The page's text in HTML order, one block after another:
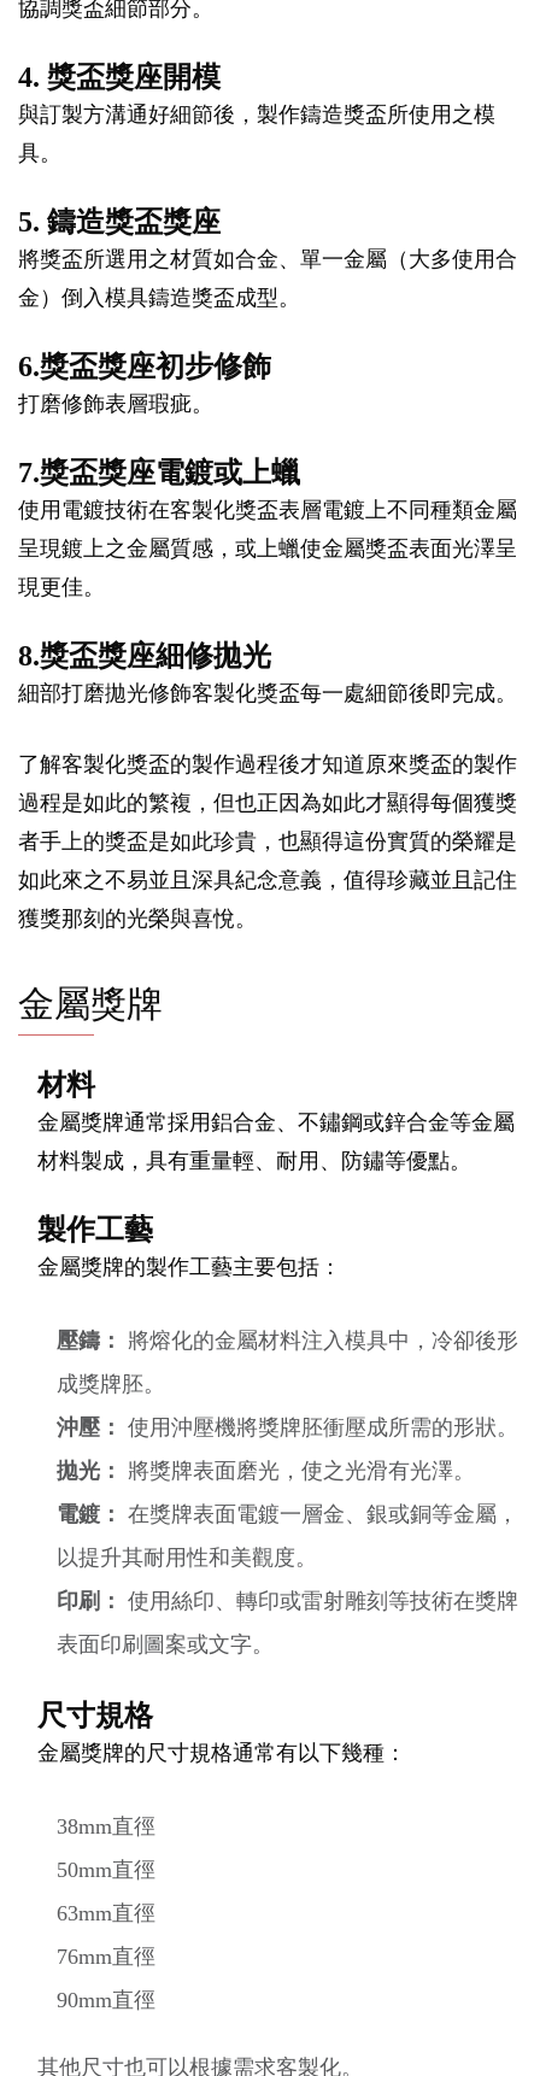
協調獎盃細節部分。
4. 獎盃獎座開模
與訂製方溝通好細節後，製作鑄造獎盃所使用之模
具。
5. 鑄造獎盃獎座
將獎盃所選用之材質如合金、單一金屬（大多使用合
金）倒入模具鑄造獎盃成型。
6.獎盃獎座初步修飾
打磨修飾表層瑕疵。
7.獎盃獎座電鍍或上蠟
使用電鍍技術在客製化獎盃表層電鍍上不同種類金屬
呈現鍍上之金屬質感，或上蠟使金屬獎盃表面光澤呈
現更佳。
8.獎盃獎座細修拋光
細部打磨拋光修飾客製化獎盃每一處細節後即完成。
了解客製化獎盃的製作過程後才知道原來獎盃的製作
過程是如此的繁複，但也正因為如此才顯得每個獲獎
者手上的獎盃是如此珍貴，也顯得這份實質的榮耀是
如此來之不易並且深具紀念意義，值得珍藏並且記住
獲獎那刻的光榮與喜悅。
金屬獎牌
材料
金屬獎牌通常採用鋁合金、不鏽鋼或鋅合金等金屬
材料製成，具有重量輕、耐用、防鏽等優點。
製作工藝
金屬獎牌的製作工藝主要包括：
壓鑄：
將熔化的金屬材料注入模具中，冷卻後形
成獎牌胚。
沖壓： 使用沖壓機將獎牌胚衝壓成所需的形狀。
拋光：
將獎牌表面磨光，使之光滑有光澤。
電鍍： 在獎牌表面電鍍一層金、銀或銅等金屬，
以提升其耐用性和美觀度。
印刷： 使用絲印、轉印或雷射雕刻等技術在獎牌
表面印刷圖案或文字。
尺寸規格
金屬獎牌的尺寸規格通常有以下幾種：
38mm直徑
50mm直徑
63mm直徑
76mm直徑
90mm直徑
其他尺寸也可以根據需求客製化。